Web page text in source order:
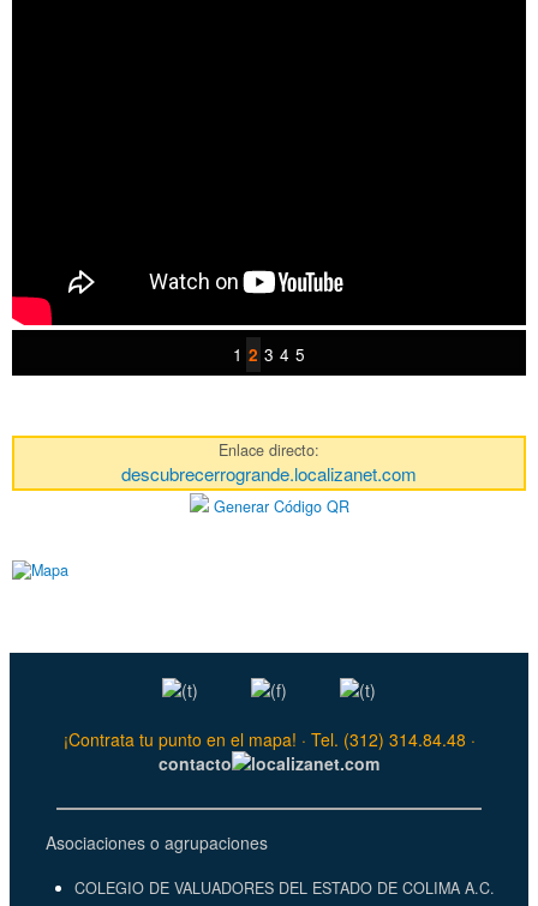
1 2 3 4 5
Enlace directo:
descubrecerrogrande.localizanet.com
Generar Código QR
¡Contrata tu punto en el mapa! · Tel. (312) 314.84.48 ·
contacto
localizanet.com
Asociaciones o agrupaciones
COLEGIO DE VALUADORES DEL ESTADO DE COLIMA A.C.